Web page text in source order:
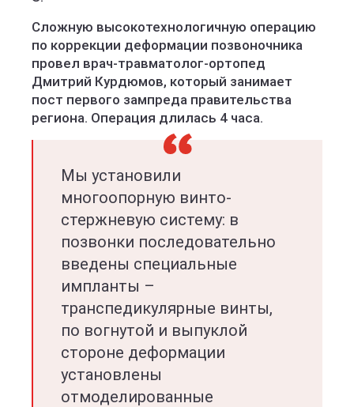
Сложную высокотехнологичную операцию
по коррекции деформации позвоночника
провел врач-травматолог-ортопед
Дмитрий Курдюмов, который занимает
пост первого зампреда правительства
региона. Операция длилась 4 часа.
Мы установили
многоопорную винто-
стержневую систему: в
позвонки последовательно
введены специальные
импланты –
транспедикулярные винты,
по вогнутой и выпуклой
стороне деформации
установлены
отмоделированные